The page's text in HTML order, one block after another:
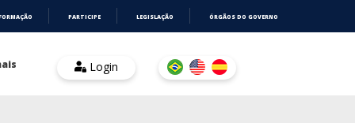
PARTICIPE LEGISLAÇÃO ÓRGÃOS DO GOVERNO
Login